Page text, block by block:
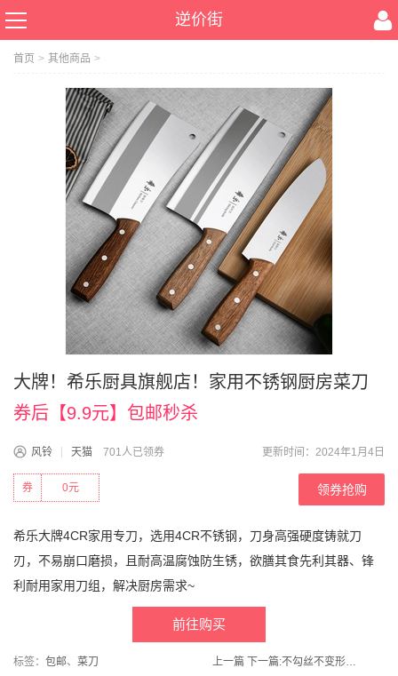
逆价街
首页 > 其他商品 >
大牌！希乐厨具旗舰店！家用不锈钢厨房菜刀
券后【9.9元】包邮秒杀
风铃 天猫 701人已领券 更新时间：2024年1月4日
0元
券 领券抢购
希乐大牌4CR家用专刀，选用4CR不锈钢，刀身高强硬度铸就刀
刃，不易崩口磨损，且耐高温腐蚀防生锈，欲膳其食先利其器、锋
利耐用家用刀组，解决厨房需求~
前往购买
标签： 包邮、 菜刀 上一篇 下一篇: 不勾丝不变形！欣蓓旗舰店！男女美肤衣发热保暖内衣